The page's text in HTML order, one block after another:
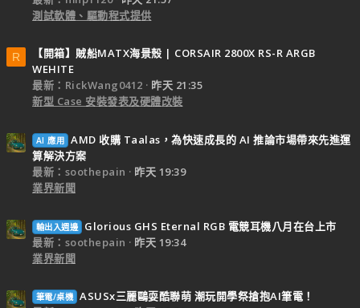
測試軟體、驅動程式提供
R
【開箱】賊船MATX海景殼 | CORSAIR 2800X RS-R ARGB
WEHITE
最新：RickWang0412
昨天 21:35
新型 Case 安裝發表及硬體改裝
AI 應用 AMD 收購 Taalas，為快速成長的 AI 推論市場帶來先進運
算解決方案
最新：soothepain
昨天 19:39
業界新聞
輸出入週邊
Glorious GHS Eternal RGB 電競耳機八月在台上市
最新：soothepain
昨天 19:34
業界新聞
筆電/桌機 ASUSx三麗鷗耍酷聯萌 潮玩開學祭搶抱AI筆電！